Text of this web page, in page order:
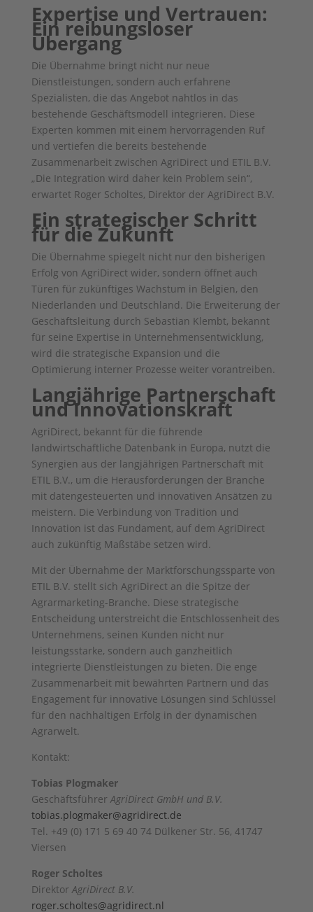
Expertise und Vertrauen:
Ein reibungsloser
Übergang
Die Übernahme bringt nicht nur neue
Dienstleistungen, sondern auch erfahrene
Spezialisten, die das Angebot nahtlos in das
bestehende Geschäftsmodell integrieren. Diese
Experten kommen mit einem hervorragenden Ruf
und vertiefen die bereits bestehende
Zusammenarbeit zwischen AgriDirect und ETIL B.V.
„Die Integration wird daher kein Problem sein“,
erwartet Roger Scholtes, Direktor der AgriDirect B.V.
Ein strategischer Schritt
für die Zukunft
Die Übernahme spiegelt nicht nur den bisherigen
Erfolg von AgriDirect wider, sondern öffnet auch
Türen für zukünftiges Wachstum in Belgien, den
Niederlanden und Deutschland. Die Erweiterung der
Geschäftsleitung durch Sebastian Klembt, bekannt
für seine Expertise in Unternehmensentwicklung,
wird die strategische Expansion und die
Optimierung interner Prozesse weiter vorantreiben.
Langjährige Partnerschaft
und Innovationskraft
AgriDirect, bekannt für die führende
landwirtschaftliche Datenbank in Europa, nutzt die
Synergien aus der langjährigen Partnerschaft mit
ETIL B.V., um die Herausforderungen der Branche
mit datengesteuerten und innovativen Ansätzen zu
meistern. Die Verbindung von Tradition und
Innovation ist das Fundament, auf dem AgriDirect
auch zukünftig Maßstäbe setzen wird.
Mit der Übernahme der Marktforschungssparte von
ETIL B.V. stellt sich AgriDirect an die Spitze der
Agrarmarketing-Branche. Diese strategische
Entscheidung unterstreicht die Entschlossenheit des
Unternehmens, seinen Kunden nicht nur
leistungsstarke, sondern auch ganzheitlich
integrierte Dienstleistungen zu bieten. Die enge
Zusammenarbeit mit bewährten Partnern und das
Engagement für innovative Lösungen sind Schlüssel
für den nachhaltigen Erfolg in der dynamischen
Agrarwelt.
Kontakt:
Tobias Plogmaker
GeschäftsführerAgriDirect GmbH und B.V.
tobias.plogmaker@agridirect.de
Tel. +49 (0) 171 5 69 40 74 Dülkener Str. 56, 41747
Viersen
Roger Scholtes
DirektorAgriDirect B.V.
roger.scholtes@agridirect.nl